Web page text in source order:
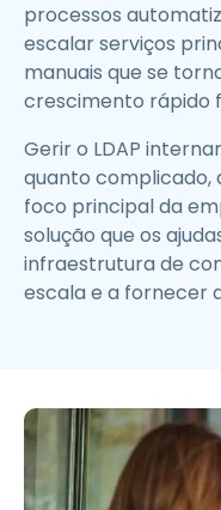
processos
escalar serviços
manuais que se
crescimento rápido
Gerir o LDAP
quanto complicado,
foco principal da
solução que os
infraestrutura de
escala e a fornecer